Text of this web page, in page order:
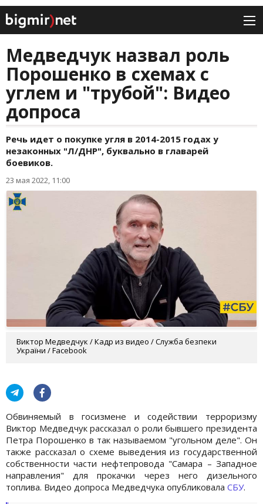
Медведчук назвал роль
Порошенко в схемах с
углем и "трубой": Видео
допроса
Речь идет о покупке угля в 2014-2015 годах у
незаконных "Л/ДНР", буквально в главарей
боевиков.
23 мая 2022, 11:00
Виктор Медведчук / Кадр из видео / Служба безпеки
України / Facebook
Обвиняемый в госизмене и содействии терроризму
Виктор Медведчук рассказал о роли бывшего президента
Петра Порошенко в так называемом "угольном деле". Он
также рассказал о схеме выведения из государственной
собственности части нефтепровода "Самара – Западное
направления" для прокачки через него дизельного
топлива. Видео допроса Медведчука опубликовала СБУ.